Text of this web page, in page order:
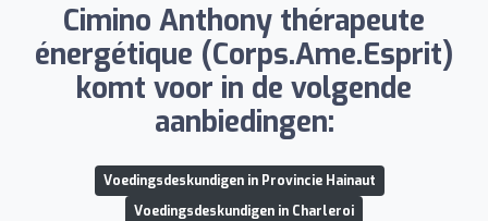
Cimino Anthony thérapeute
énergétique (Corps.Ame.Esprit)
komt voor in de volgende
aanbiedingen:
Voedingsdeskundigen in Provincie Hainaut
Voedingsdeskundigen in Charleroi